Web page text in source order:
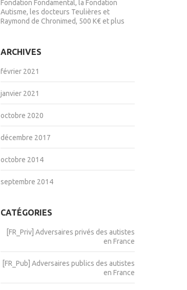
Fondation Fondamental, la Fondation
Autisme, les docteurs Teulières et
Raymond de Chronimed, 500 K€ et plus
ARCHIVES
février 2021
janvier 2021
octobre 2020
décembre 2017
octobre 2014
septembre 2014
CATÉGORIES
[FR_Priv] Adversaires privés des autistes
en France
[FR_Pub] Adversaires publics des autistes
en France